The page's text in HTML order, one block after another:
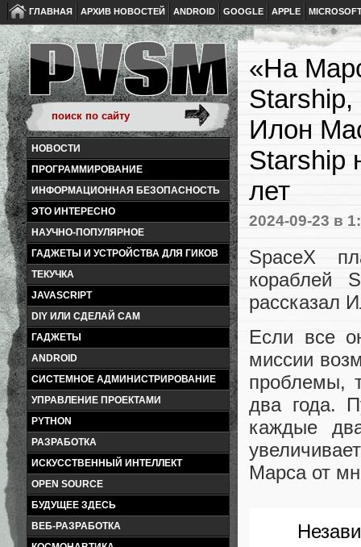
ГЛАВНАЯ АРХИВ НОВОСТЕЙ ANDROID GOOGLE APPLE
НОВОСТИ
ПРОГРАММИРОВАНИЕ
ИНФОРМАЦИОННАЯ БЕЗОПАСНОСТЬ
ЭТО ИНТЕРЕСНО
НАУЧНО-ПОПУЛЯРНОЕ
ГАДЖЕТЫ И УСТРОЙСТВА ДЛЯ ГИКОВ
ТЕКУЧКА
JAVASCRIPT
DIY ИЛИ СДЕЛАЙ САМ
ГАДЖЕТЫ
ANDROID
СИСТЕМНОЕ АДМИНИСТРИРОВАНИЕ
УПРАВЛЕНИЕ ПРОЕКТАМИ
PYTHON
РАЗРАБОТКА
ИСКУССТВЕННЫЙ ИНТЕЛЛЕКТ
OPEN SOURCE
БУДУЩЕЕ ЗДЕСЬ
ВЕБ-РАЗРАБОТКА
«На
Starship,
Илон
Starship
лет
2024-09-23 в
SpaceX
кораблей
рассказал
Если все
миссии
проблемы,
два года.
каждые
Марса от